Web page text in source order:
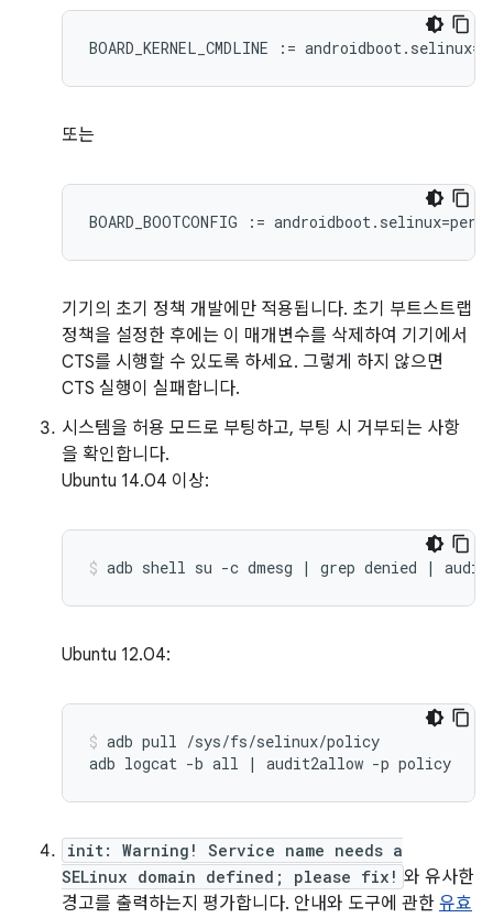
BOARD_KERNEL_CMDLINE :=
또는
BOARD_BOOTCONFIG :=
기기의 초기 정책 개발에만 적용됩니다. 초기 부트스트랩
정책을 설정한 후에는 이 매개변수를 삭제하여 기기에서
CTS를 시행할 수 있도록 하세요. 그렇게 하지 않으면
CTS 실행이 실패합니다.
시스템을 허용 모드로 부팅하고, 부팅 시 거부되는 사항
을 확인합니다.
Ubuntu 14.04 이상:
adb shell su -c dmesg | grep denied |
Ubuntu 12.04:
adb pull /sys/fs/selinux/policy
init: Warning! Service name needs a
SELinux domain defined; please fix! 와 유사한
경고를 출력하는지 평가합니다. 안내와 도구에 관한 유효